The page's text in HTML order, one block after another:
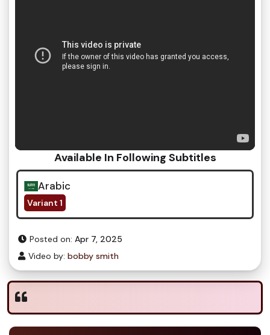
Available In Following Subtitles
Arabic
Variant 1
Posted on: Apr 7, 2025
Video by: bobby smith